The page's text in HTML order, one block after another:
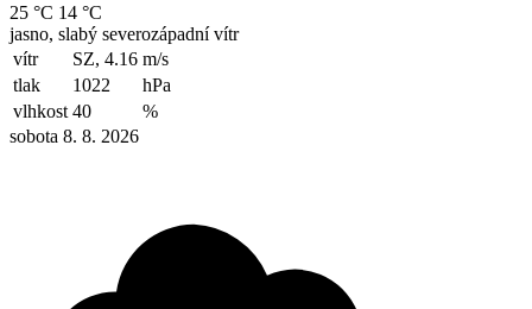
25 °C 14 °C
jasno, slabý severozápadní vítr
vítr
SZ, 4.16 m/s
tlak
1022
hPa
vlhkost 40
%
sobota 8. 8. 2026